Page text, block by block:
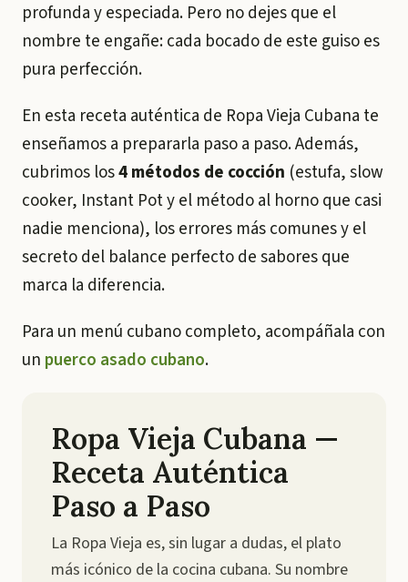
profunda y especiada. Pero no dejes que el
nombre te engañe: cada bocado de este guiso es
pura perfección.
En esta receta auténtica de Ropa Vieja Cubana te
enseñamos a prepararla paso a paso. Además,
cubrimos los4 métodos de cocción (estufa, slow
cooker, Instant Pot y el método al horno que casi
nadie menciona), los errores más comunes y el
secreto del balance perfecto de sabores que
marca la diferencia.
Para un menú cubano completo, acompáñala con
un puerco asado cubano.
Ropa Vieja Cubana —
Receta Auténtica
Paso a Paso
La Ropa Vieja es, sin lugar a dudas, el plato
más icónico de la cocina cubana. Su nombre